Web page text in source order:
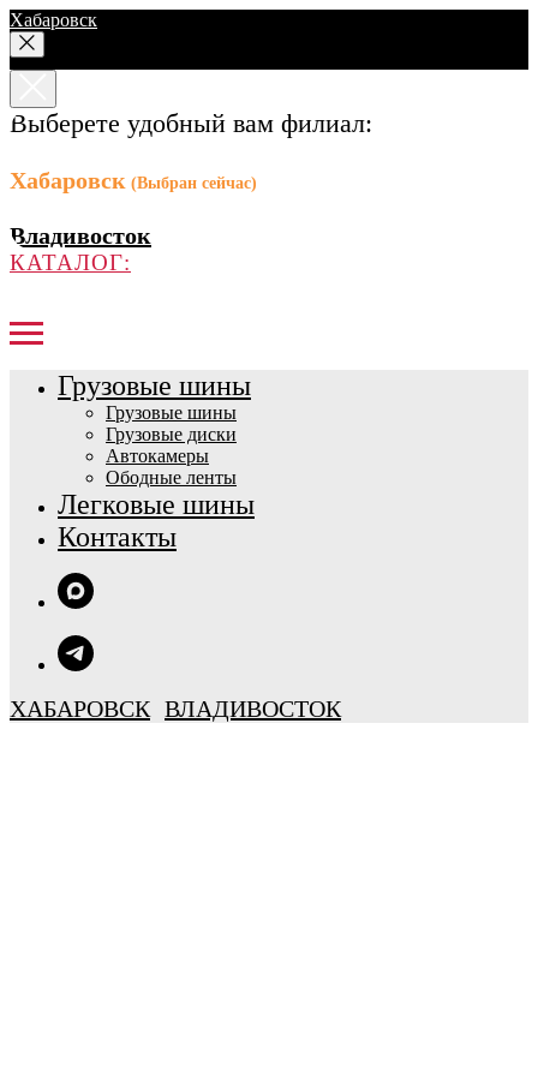
Хабаровск
Выберете удобный вам филиал:
Хабаровск (Выбран сейчас)
Владивосток
КАТАЛОГ:
Грузовые шины
Грузовые шины
Грузовые диски
Автокамеры
Ободные ленты
Легковые шины
Контакты
ХАБАРОВСК ВЛАДИВОСТОК